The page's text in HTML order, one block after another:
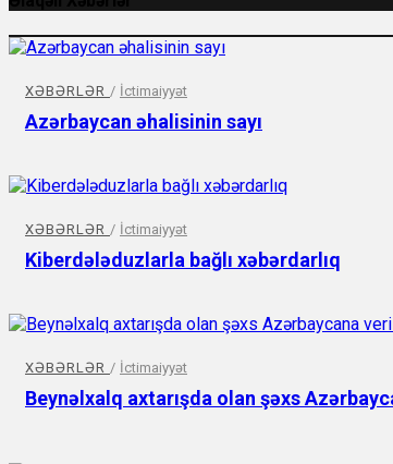
XƏBƏRLƏR / İctimaiyyət
Azərbaycan əhalisinin sayı
XƏBƏRLƏR / İctimaiyyət
Kiberdələduzlarla bağlı xəbərdarlıq
XƏBƏRLƏR / İctimaiyyət
Beynəlxalq axtarışda olan şəxs